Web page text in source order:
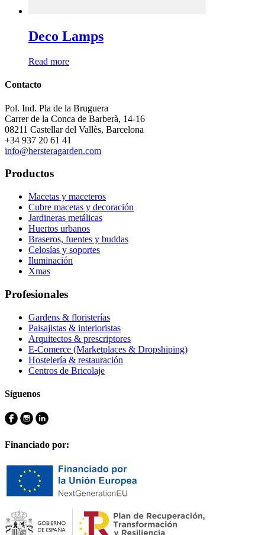
Deco Lamps
Read more
Contacto
Pol. Ind. Pla de la Bruguera
Carrer de la Conca de Barberà, 14-16
08211 Castellar del Vallès, Barcelona
+34 937 20 61 41
info@hersteragarden.com
Productos
Macetas y maceteros
Cubre macetas y decoración
Jardineras metálicas
Huertos urbanos
Braseros, fuentes y buddas
Celosías y soportes
Iluminación
Xmas
Profesionales
Gardens & floristerías
Paisajistas & interioristas
Arquitectos & prescriptores
E-Comerce (Marketplaces & Dropshiping)
Hostelería & restauración
Centros de Bricolaje
Síguenos
Financiado por: